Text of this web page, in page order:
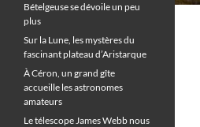
Bételgeuse se dévoile un peu
plus
Sur la Lune, les mystères du
fascinant plateau d’Aristarque
À Céron, un grand gîte
accueille les astronomes
amateurs
Le télescope James Webb nous